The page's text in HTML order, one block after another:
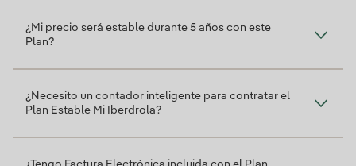
¿Mi precio será estable durante 5 años con este
Plan?
¿Necesito un contador inteligente para contratar el
Plan Estable Mi Iberdrola?